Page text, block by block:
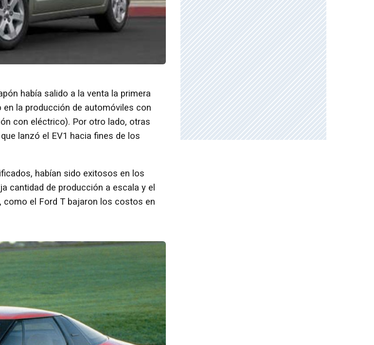
había salido a la venta la primera
la producción de automóviles con
con eléctrico). Por otro lado, otras
lanzó el EV1 hacia fines de los
habían sido exitosos en los
cantidad de producción a escala y el
como el Ford T bajaron los costos en